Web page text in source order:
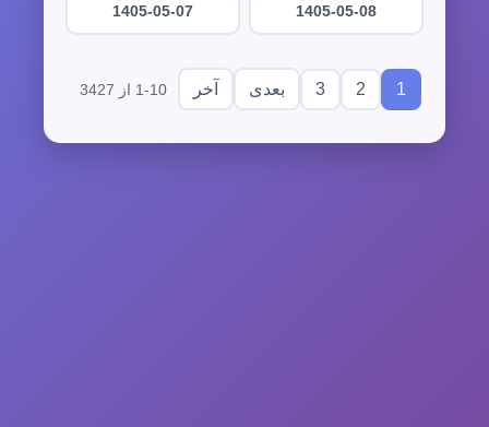
1405-05-08
1405-05-07
1
2
3 بعدی آخر 1-10 از 3427